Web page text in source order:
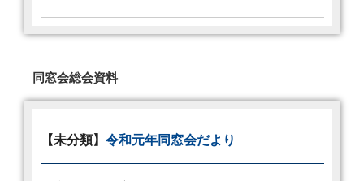
同窓会総会資料
【未分類】 令和元年同窓会だより